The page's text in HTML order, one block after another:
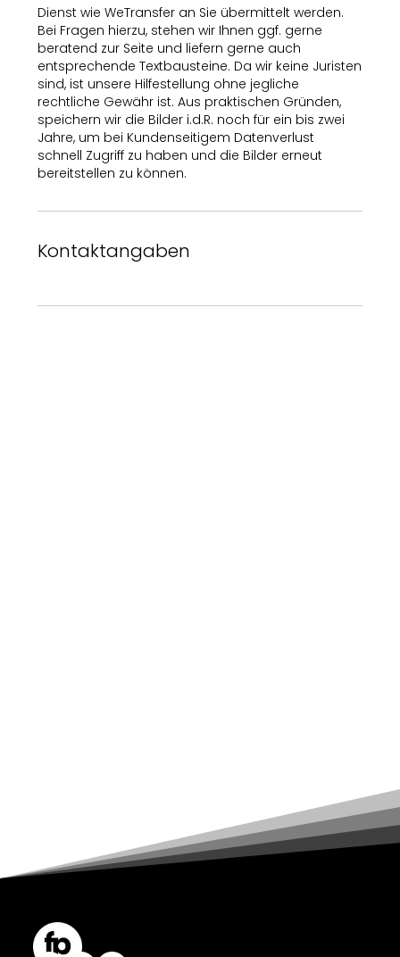
Dienst wie WeTransfer an Sie übermittelt werden.
Bei Fragen hierzu, stehen wir Ihnen ggf. gerne
beratend zur Seite und liefern gerne auch
entsprechende Textbausteine. Da wir keine Juristen
sind, ist unsere Hilfestellung ohne jegliche
rechtliche Gewähr ist. Aus praktischen Gründen,
speichern wir die Bilder i.d.R. noch für ein bis zwei
Jahre, um bei Kundenseitigem Datenverlust
schnell Zugriff zu haben und die Bilder erneut
bereitstellen zu können.
Kontaktangaben